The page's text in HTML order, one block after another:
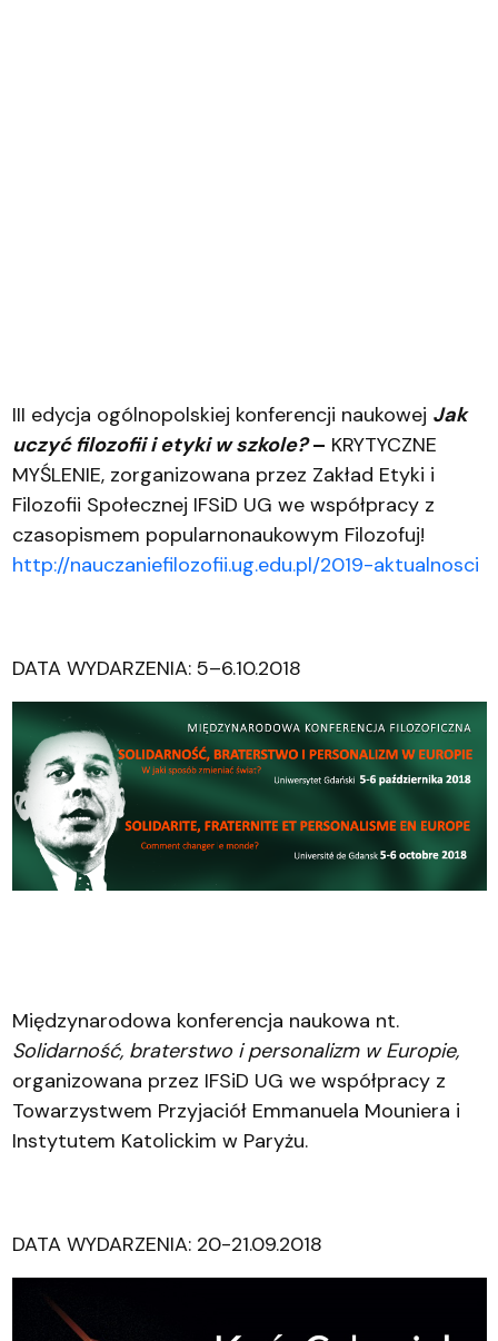
III edycja ogólnopolskiej konferencji naukowej Jak
uczyć filozofii i etyki w szkole?– KRYTYCZNE
MYŚLENIE, zorganizowana przez Zakład Etyki i
Filozofii Społecznej IFSiD UG we współpracy z
czasopismem popularnonaukowym Filozofuj!
http://nauczaniefilozofii.ug.edu.pl/2019-aktualnosci
DATA WYDARZENIA: 5–6.10.2018
Międzynarodowa konferencja naukowa nt.
Solidarność, braterstwo i personalizm w Europie,
organizowana przez IFSiD UG we współpracy z
Towarzystwem Przyjaciół Emmanuela Mouniera i
Instytutem Katolickim w Paryżu.
DATA WYDARZENIA: 20-21.09.2018